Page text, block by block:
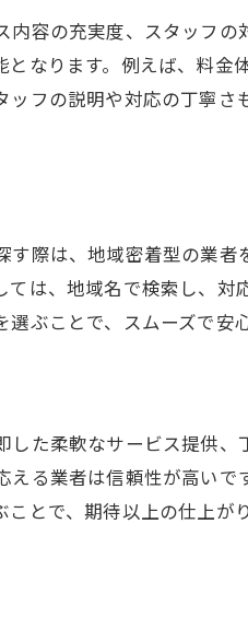
フ対応で見分ける安心の
険加入状況を確認する重要
ーサービスが充実したハウ
富なハウスクリーニング業
クリーニング依頼時の見積
用の有無を事前に確認する
合った清掃プランの選び方
クリーニングの予約タイミ
クリーニング利用後のアフ
ハウスクリーニングが選ば
着型ハウスクリーニングの
高評価のハウスクリーニン
報に精通したスタッフの強み
容の充実度、スタッフ
なります。例えば、料
フの説明や対応の丁寧
際は、地域密着型の業
は、地域名で検索し、
ぶことで、スムーズで安
た柔軟なサービス提供
る業者は信頼性が高い
とで、期待以上の仕上が